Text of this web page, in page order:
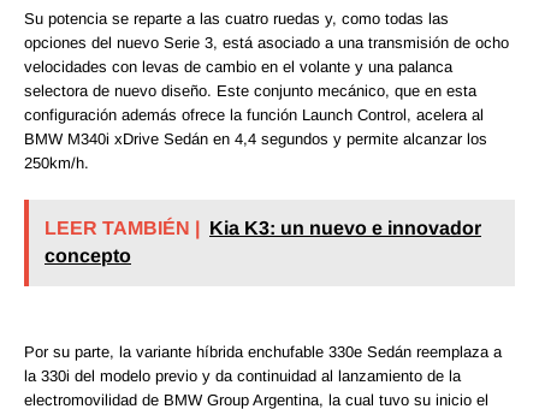
Su potencia se reparte a las cuatro ruedas y, como todas las
opciones del nuevo Serie 3, está asociado a una transmisión de ocho
velocidades con levas de cambio en el volante y una palanca
selectora de nuevo diseño. Este conjunto mecánico, que en esta
configuración además ofrece la función Launch Control, acelera al
BMW M340i xDrive Sedán en 4,4 segundos y permite alcanzar los
250km/h.
LEER TAMBIÉN | Kia K3: un nuevo e innovador
concepto
Por su parte, la variante híbrida enchufable 330e Sedán reemplaza a
la 330i del modelo previo y da continuidad al lanzamiento de la
electromovilidad de BMW Group Argentina, la cual tuvo su inicio el